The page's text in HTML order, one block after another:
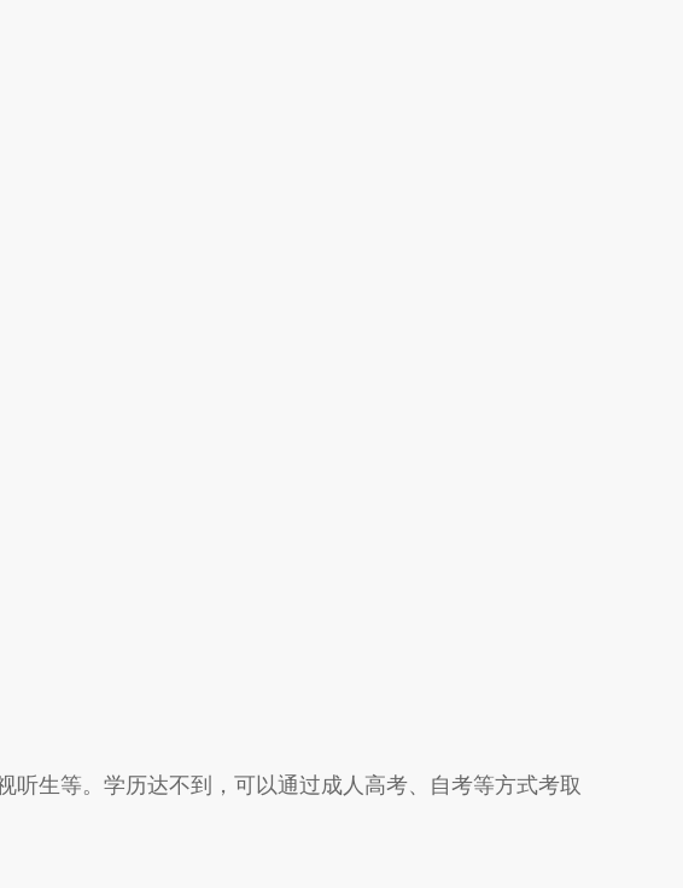
生等。学历达不到，可以通过成人高考、自考等方式考取